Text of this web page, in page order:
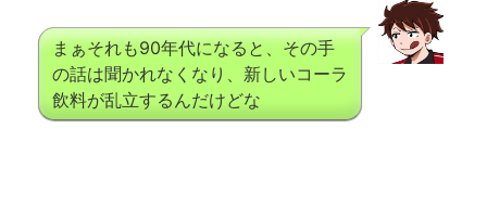
まぁそれも90年代になると、その手
の話は聞かれなくなり、新しいコーラ
飲料が乱立するんだけどな